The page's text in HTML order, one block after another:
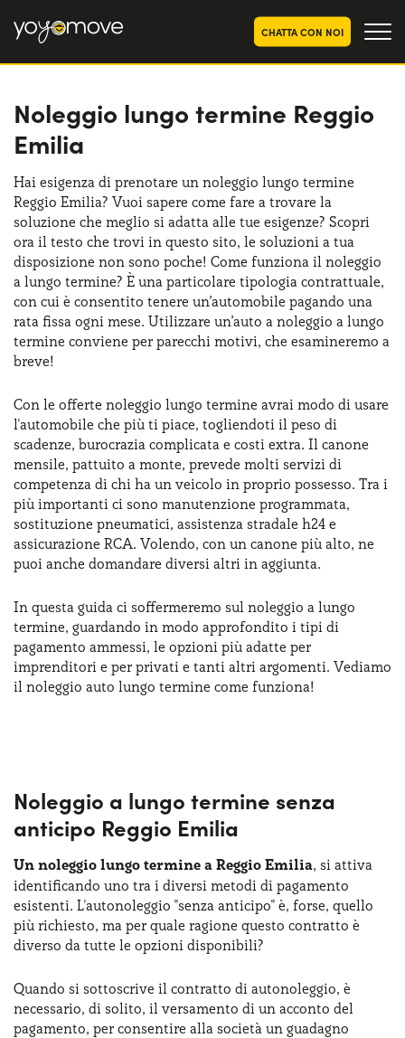
CHATTA CON NOI
OFFERTE NOLEGGIO
LUNGO TERMINE
Privati
Aziende e P.IVA
OFFERTE NOLEGGIO
CHI SIAMO
La nostra storia
Lavora con noi
COME FUNZIONA
PERCHÉ CONVIENE
Serve assistenza? 800595799
Noleggio lungo termine Reggio
Emilia
Hai esigenza di prenotare un noleggio lungo termine
Reggio Emilia? Vuoi sapere come fare a trovare la
soluzione che meglio si adatta alle tue esigenze? Scopri
ora il testo che trovi in questo sito, le soluzioni a tua
disposizione non sono poche! Come funziona il noleggio
a lungo termine? È una particolare tipologia contrattuale,
con cui è consentito tenere un’automobile pagando una
rata fissa ogni mese. Utilizzare un’auto a noleggio a lungo
termine conviene per parecchi motivi, che esamineremo a
breve!
Con le offerte noleggio lungo termine avrai modo di usare
l'automobile che più ti piace, togliendoti il peso di
scadenze, burocrazia complicata e costi extra. Il canone
mensile, pattuito a monte, prevede molti servizi di
competenza di chi ha un veicolo in proprio possesso. Tra i
più importanti ci sono manutenzione programmata,
sostituzione pneumatici, assistenza stradale h24 e
assicurazione RCA. Volendo, con un canone più alto, ne
puoi anche domandare diversi altri in aggiunta.
In questa guida ci soffermeremo sul noleggio a lungo
termine, guardando in modo approfondito i tipi di
pagamento ammessi, le opzioni più adatte per
imprenditori e per privati e tanti altri argomenti. Vediamo
il noleggio auto lungo termine come funziona!
Noleggio a lungo termine senza
anticipo Reggio Emilia
Un noleggio lungo termine a Reggio Emilia, si attiva
identificando uno tra i diversi metodi di pagamento
esistenti. L'autonoleggio "senza anticipo" è, forse, quello
più richiesto, ma per quale ragione questo contratto è
diverso da tutte le opzioni disponibili?
Quando si sottoscrive il contratto di autonoleggio, è
necessario, di solito, il versamento di un acconto del
pagamento, per consentire alla società un guadagno